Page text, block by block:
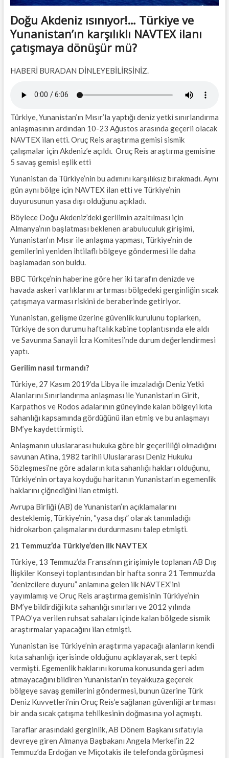
Doğu Akdeniz ısınıyor!… Türkiye ve
Yunanistan’ın karşılıklı NAVTEX ilanı
çatışmaya dönüşür mü?
HABERİ BURADAN DİNLEYEBİLİRSİNİZ.
Türkiye, Yunanistan’ın Mısır’la yaptığı deniz yetki sınırlandırma
anlaşmasının ardından 10-23 Ağustos arasında geçerli olacak
NAVTEX ilan etti. Oruç Reis araştırma gemisi sismik
çalışmalar için Akdeniz’e açıldı. Oruç Reis araştırma gemisine
5 savaş gemisi eşlik etti
Yunanistan da Türkiye’nin bu adımını karşılıksız bırakmadı. Aynı
gün aynı bölge için NAVTEX ilan etti ve Türkiye’nin
duyurusunun yasa dışı olduğunu açıkladı.
Böylece Doğu Akdeniz’deki gerilimin azaltılması için
Almanya’nın başlatması beklenen arabuluculuk girişimi,
Yunanistan’ın Mısır ile anlaşma yapması, Türkiye’nin de
gemilerini yeniden ihtilaflı bölgeye göndermesi ile daha
başlamadan son buldu.
BBC Türkçe’nin haberine göre her iki tarafın denizde ve
havada askeri varlıklarını artırması bölgedeki gerginliğin sıcak
çatışmaya varması riskini de beraberinde getiriyor.
Yunanistan, gelişme üzerine güvenlik kurulunu toplarken,
Türkiye de son durumu haftalık kabine toplantısında ele aldı
ve Savunma Sanayii İcra Komitesi’nde durum değerlendirmesi
yaptı.
Gerilim nasıl tırmandı?
Türkiye, 27 Kasım 2019’da Libya ile imzaladığı Deniz Yetki
Alanlarını Sınırlandırma anlaşması ile Yunanistan’ın Girit,
Karpathos ve Rodos adalarının güneyinde kalan bölgeyi kıta
sahanlığı kapsamında gördüğünü ilan etmiş ve bu anlaşmayı
BM’ye kaydettirmişti.
Anlaşmanın uluslararası hukuka göre bir geçerliliği olmadığını
savunan Atina, 1982 tarihli Uluslararası Deniz Hukuku
Sözleşmesi’ne göre adaların kıta sahanlığı hakları olduğunu,
Türkiye’nin ortaya koyduğu haritanın Yunanistan’ın egemenlik
haklarını çiğnediğini ilan etmişti.
Avrupa Birliği (AB) de Yunanistan’ın açıklamalarını
desteklemiş, Türkiye’nin, “yasa dışı” olarak tanımladığı
hidrokarbon çalışmalarını durdurmasını talep etmişti.
21 Temmuz’da Türkiye’den ilk NAVTEX
Türkiye, 13 Temmuz’da Fransa’nın girişimiyle toplanan AB Dış
İlişkiler Konseyi toplantısından bir hafta sonra 21 Temmuz’da
“denizcilere duyuru” anlamına gelen ilk NAVTEX’ini
yayımlamış ve Oruç Reis araştırma gemisinin Türkiye’nin
BM’ye bildirdiği kıta sahanlığı sınırları ve 2012 yılında
TPAO’ya verilen ruhsat sahaları içinde kalan bölgede sismik
araştırmalar yapacağını ilan etmişti.
Yunanistan ise Türkiye’nin araştırma yapacağı alanların kendi
kıta sahanlığı içerisinde olduğunu açıklayarak, sert tepki
vermişti. Egemenlik haklarını koruma konusunda geri adım
atmayacağını bildiren Yunanistan’ın teyakkuza geçerek
bölgeye savaş gemilerini göndermesi, bunun üzerine Türk
Deniz Kuvvetleri’nin Oruç Reis’e sağlanan güvenliği artırması
bir anda sıcak çatışma tehlikesinin doğmasına yol açmıştı.
Taraflar arasındaki gerginlik, AB Dönem Başkanı sıfatıyla
devreye giren Almanya Başbakanı Angela Merkel’in 22
Temmuz’da Erdoğan ve Miçotakis ile telefonda görüşmesi